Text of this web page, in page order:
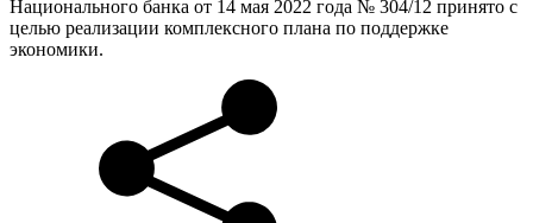
Национального банка от 14 мая 2022 года № 304/12 принято с
целью реализации комплексного плана по поддержке
экономики.